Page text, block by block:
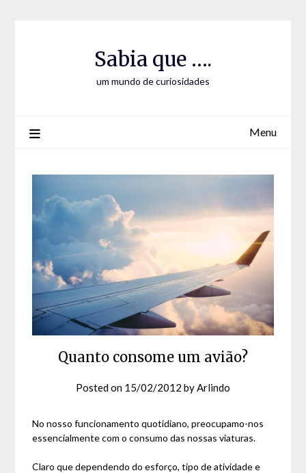
Sabia que ….
um mundo de curiosidades
Menu
Quanto consome um avião?
Posted on 15/02/2012 by Arlindo
No nosso funcionamento quotidiano, preocupamo-nos
essencialmente com o consumo das nossas viaturas.
Claro que dependendo do esforço, tipo de atividade e